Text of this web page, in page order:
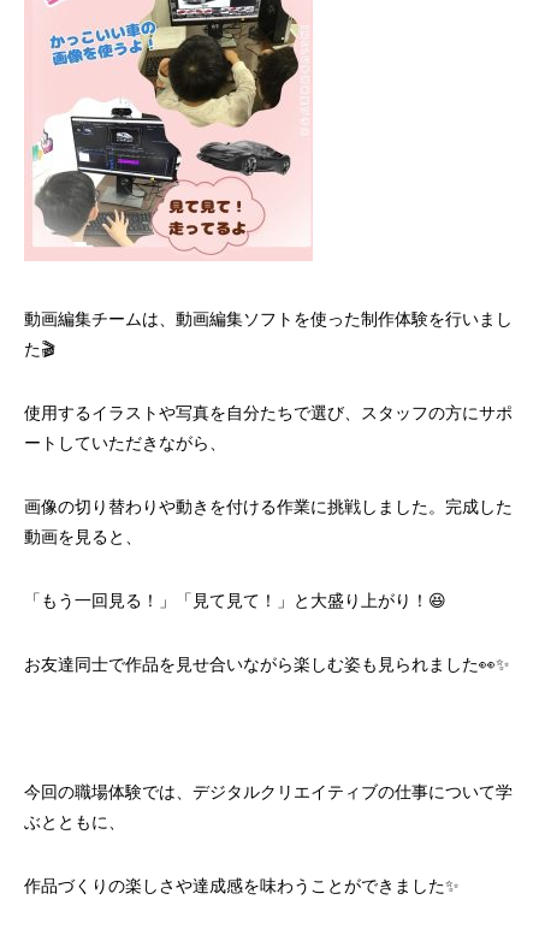
動画編集チームは、動画編集ソフトを使った制作体験を行いまし
た🎬
使用するイラストや写真を自分たちで選び、スタッフの方にサポ
ートしていただきながら、
画像の切り替わりや動きを付ける作業に挑戦しました。完成した
動画を見ると、
「もう一回見る！」「見て見て！」と大盛り上がり！😆
お友達同士で作品を見せ合いながら楽しむ姿も見られました👀✨
今回の職場体験では、デジタルクリエイティブの仕事について学
ぶとともに、
作品づくりの楽しさや達成感を味わうことができました✨